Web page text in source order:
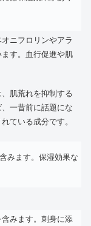
ニフロリンやアラ
す。血行促進や肌
肌荒れを抑制する
一昔前に話題にな
ている成分です。
みます。保湿効果な
みます。刺身に添